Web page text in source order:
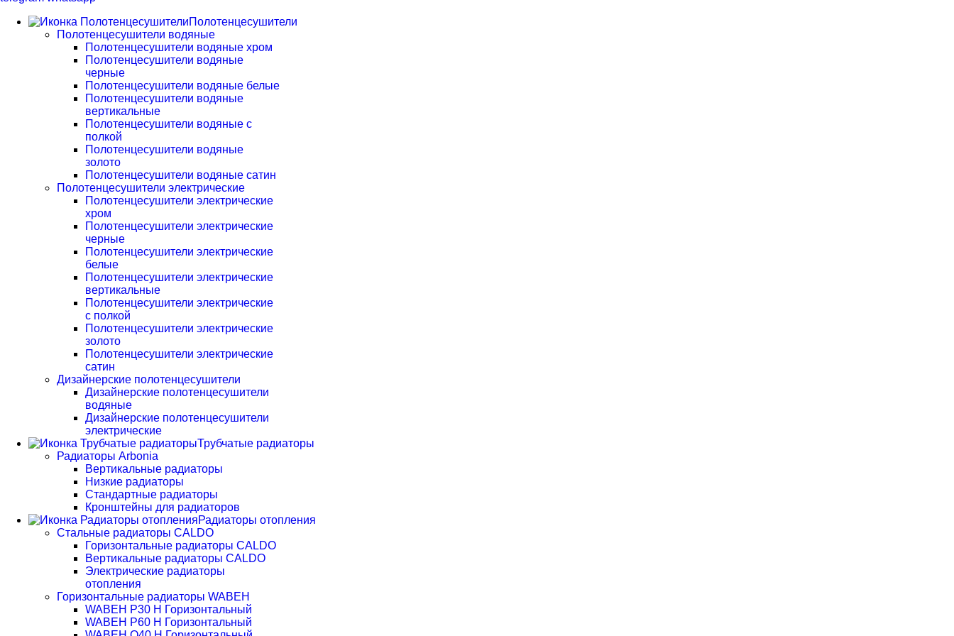
Полотенцесушители
Полотенцесушители водяные
Полотенцесушители водяные хром
Полотенцесушители водяные
черные
Полотенцесушители водяные белые
Полотенцесушители водяные
вертикальные
Полотенцесушители водяные с
полкой
Полотенцесушители водяные
золото
Полотенцесушители водяные сатин
Полотенцесушители электрические
Полотенцесушители электрические
хром
Полотенцесушители электрические
черные
Полотенцесушители электрические
белые
Полотенцесушители электрические
вертикальные
Полотенцесушители электрические
с полкой
Полотенцесушители электрические
золото
Полотенцесушители электрические
сатин
Дизайнерские полотенцесушители
Дизайнерские полотенцесушители
водяные
Дизайнерские полотенцесушители
электрические
Трубчатые радиаторы
Радиаторы Arbonia
Вертикальные радиаторы
Низкие радиаторы
Стандартные радиаторы
Кронштейны для радиаторов
Радиаторы отопления
Стальные радиаторы CALDO
Горизонтальные радиаторы CALDO
Вертикальные радиаторы CALDO
Электрические радиаторы
отопления
Горизонтальные радиаторы WABEH
WABEH P30 H Горизонтальный
WABEH P60 H Горизонтальный